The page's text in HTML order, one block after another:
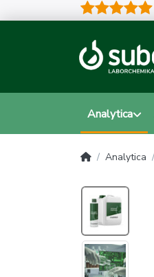
Analytica
Analytica